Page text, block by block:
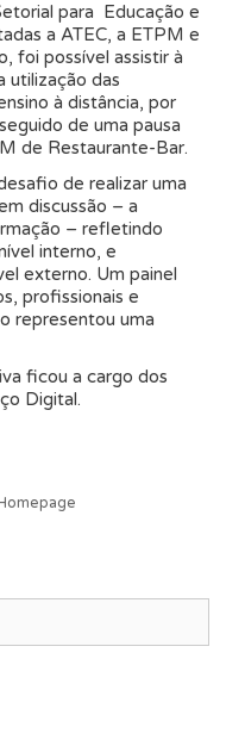
para Educação e
a ATEC, a ETPM e
foi possível assistir à
utilização das
à distância, por
de uma pausa
de Restaurante-Bar.
de realizar uma
discussão – a
– refletindo
interno, e
externo. Um painel
profissionais e
representou uma
ficou a cargo dos
Digital.